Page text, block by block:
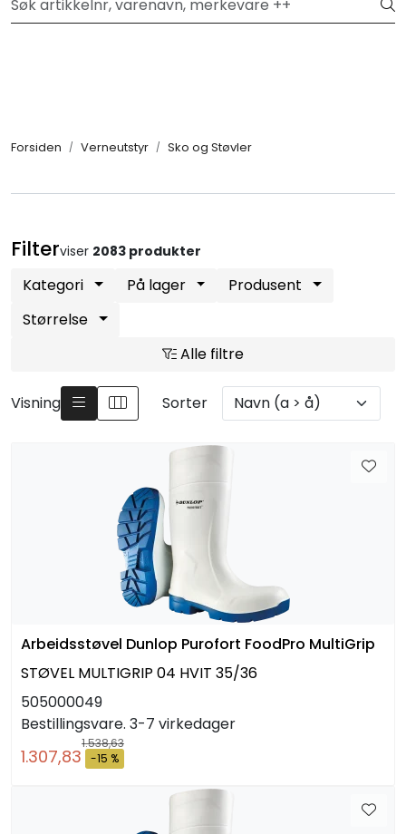
Skip to main content Opprett en profil
Forsiden Verneutstyr Sko og Støvler
Filterviser 2083 produkter
Kategori På lager
Produsent
Størrelse
Alle filtre
Visning Sorter
Arbeidsstøvel Dunlop Purofort FoodPro MultiGrip
STØVEL MULTIGRIP 04 HVIT 35/36
505000049
Bestillingsvare. 3-7 virkedager
1.538,63
1.307,83 -15 %
Transmisjon
Verktøy & Forbruksmateriell
Arbeidsplassen
Kontor og kantineprodukter